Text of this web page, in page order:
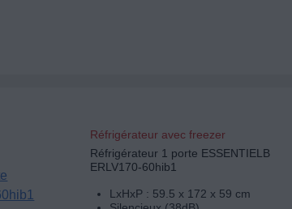
Réfrigérateur avec freezer
Réfrigérateur 1 porte ESSENTIELB
ERLV170-60hib1
LxHxP : 59.5 x 172 x 59 cm